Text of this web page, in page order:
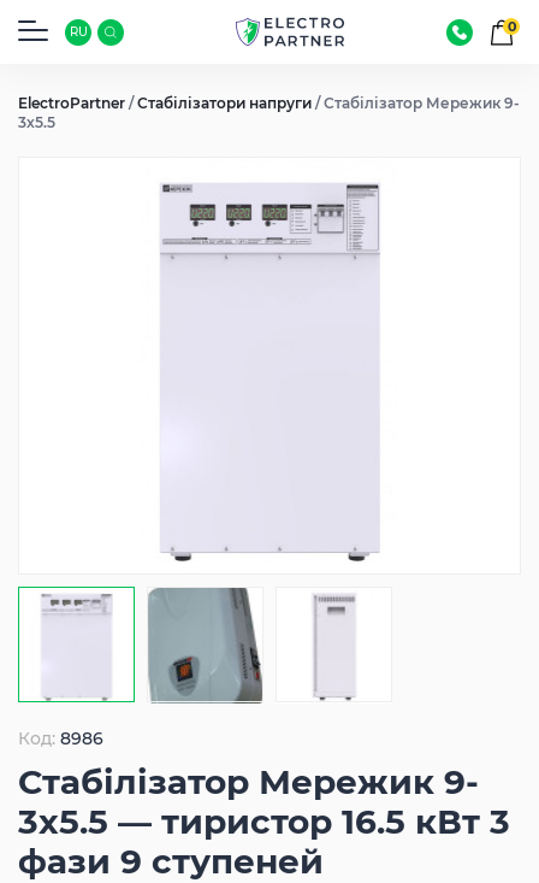
RU 0
ElectroPartner /Стабілізатори напруги /Стабілізатор Мережик 9-
3х5.5
Код: 8986
Стабілізатор Мережик 9-
3х5.5 — тиристор 16.5 кВт 3
фази 9 ступеней